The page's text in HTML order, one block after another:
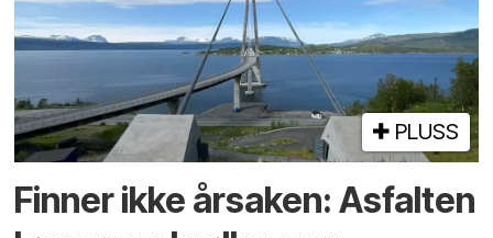
PLUSS
Finner ikke årsaken: Asfalten